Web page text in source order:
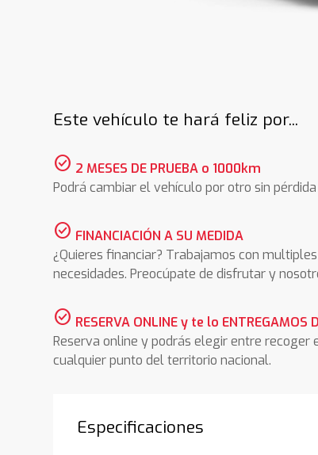
Este vehículo te hará feliz por...
check_circle 2 MESES DE PRUEBA o 1000km
Podrá cambiar el vehículo por otro sin
check_circle FINANCIACIÓN A SU MEDIDA
¿Quieres financiar? Trabajamos con
necesidades. Preocúpate de disfrutar y
check_circle RESERVA ONLINE y te lo ENTREGAMOS
Reserva online y podrás elegir entre recoger
cualquier punto del territorio nacional.
Especificaciones